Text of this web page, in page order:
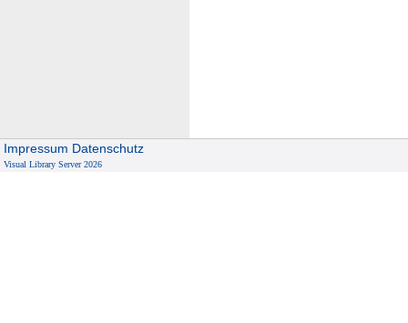
Impressum Datenschutz
Visual Library Server 2026